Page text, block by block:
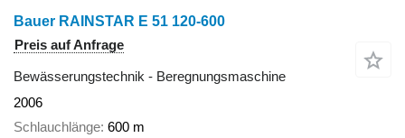
Bauer RAINSTAR E 51 120-600
Preis auf Anfrage
Bewässerungstechnik - Beregnungsmaschine
2006
Schlauchlänge 600 m